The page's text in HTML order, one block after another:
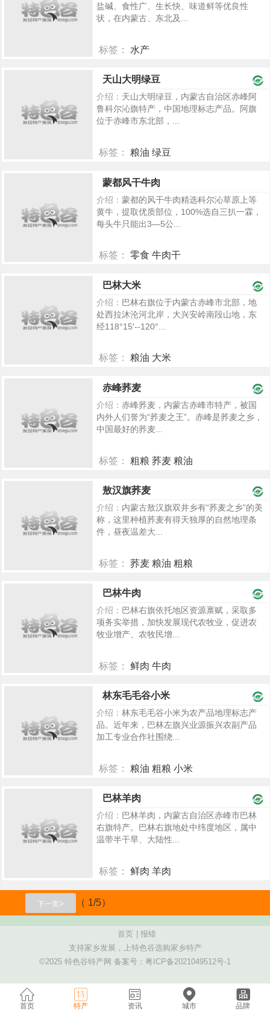
盐碱、食性广、生长快、味道鲜等优良性
状，在内蒙古、东北及...
标签： 水产
天山大明绿豆
介绍： 天山大明绿豆，内蒙古自治区赤峰阿
鲁科尔沁旗特产，中国地理标志产品。阿旗
位于赤峰市东北部，...
标签： 粮油 绿豆
蒙都风干牛肉
介绍： 蒙都的风干牛肉精选科尔沁草原上等
黄牛，提取优质部位，100%选自三扒一霖，
每头牛只能出3—5公...
标签： 零食 牛肉干
巴林大米
介绍： 巴林右旗位于内蒙古赤峰市北部，地
处西拉沐沦河北岸，大兴安岭南段山地，东
经118°15′--120°...
标签： 粮油 大米
赤峰荞麦
介绍： 赤峰荞麦，内蒙古赤峰市特产，被国
内外人们誉为“荞麦之王”。赤峰是荞麦之乡，
中国最好的荞麦...
标签： 粗粮 荞麦 粮油
敖汉旗荞麦
介绍： 内蒙古敖汉旗双井乡有“荞麦之乡”的美
称，这里种植荞麦有得天独厚的自然地理条
件，昼夜温差大...
标签： 荞麦 粮油 粗粮
巴林牛肉
介绍： 巴林右旗依托地区资源禀赋，采取多
项务实举措，加快发展现代农牧业，促进农
牧业增产、农牧民增...
标签： 鲜肉 牛肉
林东毛毛谷小米
介绍： 林东毛毛谷小米为农产品地理标志产
品。近年来，巴林左旗兴业源振兴农副产品
加工专业合作社围绕...
标签： 粮油 粗粮 小米
巴林羊肉
介绍： 巴林羊肉，内蒙古自治区赤峰市巴林
右旗特产。巴林右旗地处中纬度地区，属中
温带半干旱、大陆性...
标签： 鲜肉 羊肉
2286
下一页 > （ 1/5）
首页 特产 资讯 城市 品牌
首页
报错
支持家乡发展，上特色谷选购家乡特产
©2025 特色谷特产网 备案号： 粤ICP备2021049512号-1